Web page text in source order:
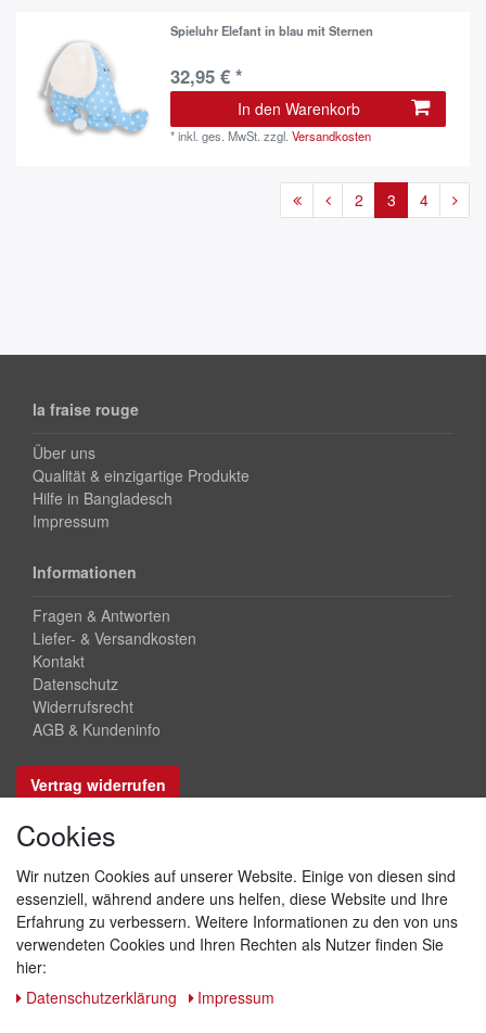
Spieluhr Elefant in blau mit Sternen
32,95 € *
In den Warenkorb
*inkl. ges. MwSt. zzgl.Versandkosten
2 3 4
la fraise rouge
Über uns
Qualität & einzigartige Produkte
Hilfe in Bangladesch
Impressum
Informationen
Fragen & Antworten
Liefer- & Versandkosten
Kontakt
Datenschutz
Widerrufsrecht
AGB & Kundeninfo
Vertrag widerrufen
Sicher bezahlen
Cookies
Wir nutzen Cookies auf unserer Website. Einige von diesen sind
essenziell, während andere uns helfen, diese Website und Ihre
Erfahrung zu verbessern. Weitere Informationen zu den von uns
verwendeten Cookies und Ihren Rechten als Nutzer finden Sie
hier:
Daten­schutz­erklärung
Impressum